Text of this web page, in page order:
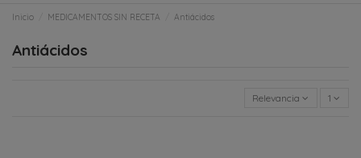
Inicio MEDICAMENTOS SIN RECETA Antiácidos
Antiácidos
Relevancia 1